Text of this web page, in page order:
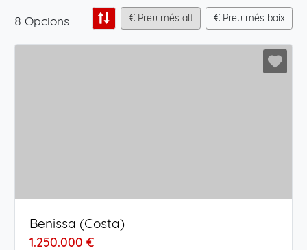
8 Opcions € Preu més alt € Preu més baix
Benissa (Costa)
1.250.000 €